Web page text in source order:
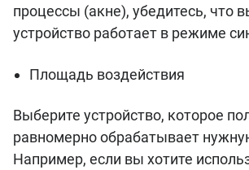
процессы (акне), убедитесь, что
устройство работает в режиме
Площадь воздействия
Выберите устройство, которое
равномерно обрабатывает
Например, если вы хотите